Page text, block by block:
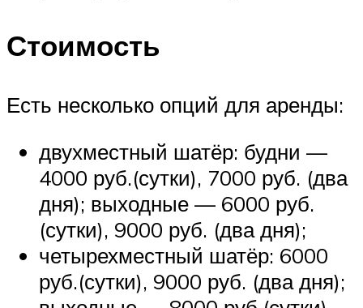
Стоимость
Есть несколько опций для аренды:
двухместный шатёр: будни —
4000 руб.(сутки), 7000 руб. (два
дня); выходные — 6000 руб.
(сутки), 9000 руб. (два дня);
четырехместный шатёр: 6000
руб.(сутки), 9000 руб. (два дня);